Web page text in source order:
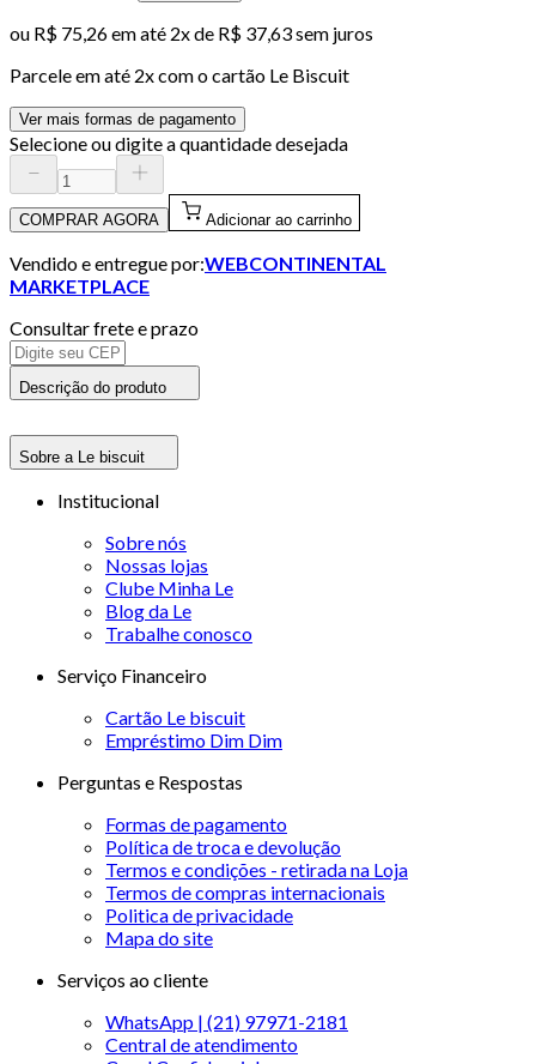
ou R$ 75,26em até 2x de R$ 37,63 sem juros
Parcele em até 2x com o cartão Le Biscuit
Ver mais formas de pagamento
Selecione ou digite a quantidade desejada
COMPRAR AGORA Adicionar ao carrinho
Vendido e entregue por:WEBCONTINENTAL
MARKETPLACE
Consultar frete e prazo
Descrição do produto
Sobre a Le biscuit
Institucional
Sobre nós
Nossas lojas
Clube Minha Le
Blog da Le
Trabalhe conosco
Serviço Financeiro
Cartão Le biscuit
Empréstimo Dim Dim
Perguntas e Respostas
Formas de pagamento
Política de troca e devolução
Termos e condições - retirada na Loja
Termos de compras internacionais
Politica de privacidade
Mapa do site
Serviços ao cliente
WhatsApp | (21) 97971-2181
Central de atendimento